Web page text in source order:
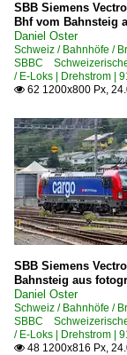
Lübben
Münster
Neuwied
Oelde
SBB Siemens
Bhf vom Bahnsteig
Daniel Oster
Schweiz / Bahnhöfe /
SBBC
/ E-Loks | Drehstrom |
 62 1200x800 Px,
SBB Siemens
Bahnsteig aus
Daniel Oster
Schweiz / Bahnhöfe /
SBBC
/ E-Loks | Drehstrom |
 48 1200x816 Px,